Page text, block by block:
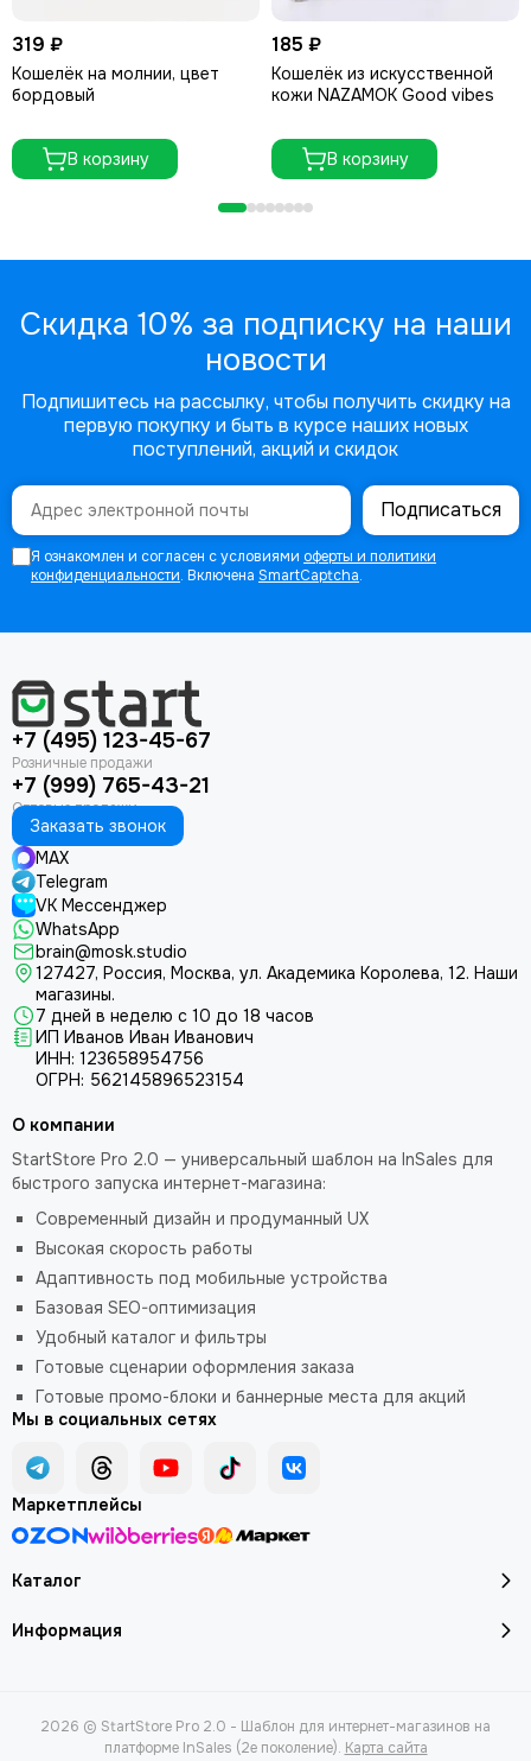
319 ₽
Кошелёк на молнии, цвет
бордовый
В корзину
185 ₽
Кошелёк из искусственной
кожи NAZAMOK Good vibes
В корзину
Скидка 10% за подписку на наши
новости
Подпишитесь на рассылку, чтобы получить скидку на
первую покупку и быть в курсе наших новых
поступлений, акций и скидок
Подписаться
Я ознакомлен и согласен с условиями оферты и политики
конфиденциальности. Включена SmartCaptcha.
+7 (495) 123-45-67
+7 (999) 765-43-21
Заказать звонок
MAX
Telegram
VK Мессенджер
WhatsApp
brain@mosk.studio
127427, Россия, Москва, ул. Академика Королева, 12. Наши
магазины.
7 дней в неделю с 10 до 18 часов
ИП Иванов Иван Иванович
ИНН: 123658954756
ОГРН: 562145896523154
Каталог
Информация
О компании
StartStore Pro 2.0 — универсальный шаблон на InSales для
быстрого запуска интернет-магазина:
Современный дизайн и продуманный UX
Высокая скорость работы
Адаптивность под мобильные устройства
Базовая SEO-оптимизация
Удобный каталог и фильтры
Готовые сценарии оформления заказа
Готовые промо-блоки и баннерные места для акций
Мы в социальных сетях
Маркетплейсы
2026 © StartStore Pro 2.0 - Шаблон для интернет-магазинов на
платформе InSales (2е поколение). Карта сайта